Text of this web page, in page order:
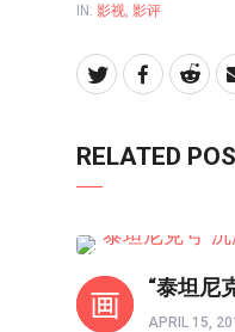
IN: 影视 影评
RELATED
“泰坦尼
APRIL 15,